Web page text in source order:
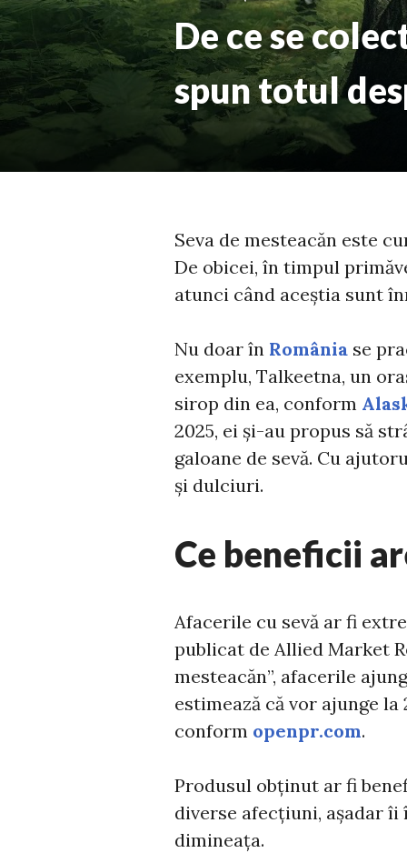
De ce se
spun totul
Seva de mesteacăn este
De obicei, în timpul
atunci când aceștia sunt
Nu doar în România se
exemplu, Talkeetna, un
sirop din ea, conform
2025, ei și-au propus să
galoane de sevă. Cu
și dulciuri.
Ce beneficii
Afacerile cu sevă ar fi
publicat de Allied Market
mesteacăn”, afacerile
estimează că vor ajunge
conform openpr.com.
Produsul obținut ar fi
diverse afecțiuni, așadar îi
dimineața.